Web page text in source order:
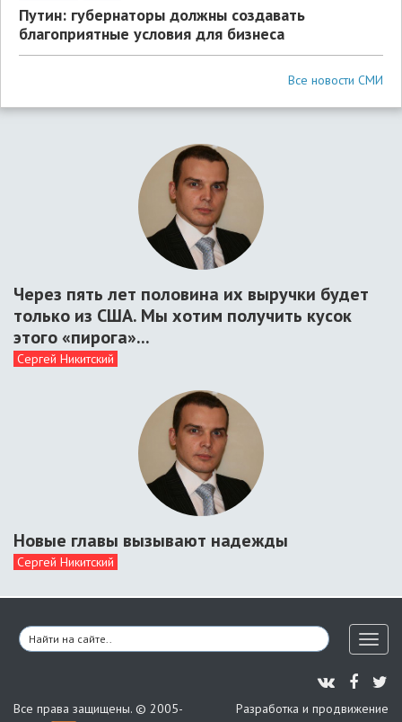
Путин: губернаторы должны создавать
благоприятные условия для бизнеса
Все новости СМИ
Через пять лет половина их выручки будет
только из США. Мы хотим получить кусок
этого «пирога»...
Сергей Никитский
Новые главы вызывают надежды
Сергей Никитский
Все права защищены. © 2005-
Разработка и продвижение